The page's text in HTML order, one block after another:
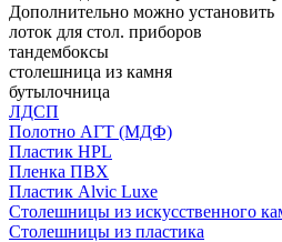
Дополнительно можно установить
лоток для стол. приборов
тандембоксы
столешница из камня
бутылочница
ЛДСП
Полотно АГТ (МДФ)
Пластик HPL
Пленка ПВХ
Пластик Alvic Luxe
Столешницы из искусственного
Столешницы из пластика